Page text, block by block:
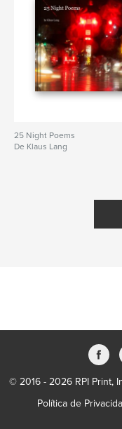
25 Night Poems
De Klaus Lang
© 2016 - 2026 RPI Print,
Política de